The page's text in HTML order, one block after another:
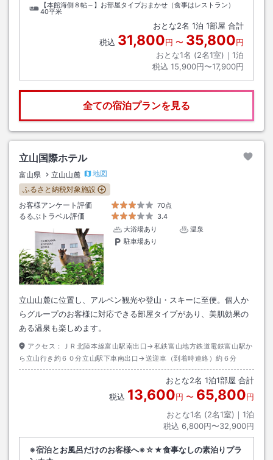
【本館海側８帖～】お部屋タイプおまかせ（食事はレストラン）
40平米
おとな2名 1泊 1部屋 合計
税込 31,800円 〜 35,800円
おとな1名 (2名1室)｜ 1泊
税込 15,900円〜17,900円
全ての宿泊プランを見る
立山国際ホテル
富山県 立山山麓
地図
ふるさと納税対象施設
お客様アンケート評価
70点
るるぶトラベル評価
3.4
大浴場あり
温泉
駐車場あり
立山山麓に位置し、アルペン観光や登山・スキーに至便。個人か
らグループのお客様に対応できる部屋タイプがあり、美肌効果の
ある温泉も楽しめます。
アクセス：
ＪＲ北陸本線富山駅南出口→私鉄富山地方鉄道電鉄富山駅か
ら立山行き約６０分立山駅下車南出口→送迎車（到着時連絡）約６分
おとな2名 1泊1部屋 合計
税込 13,600円 〜 65,800円
おとな1名 (2名1室)｜ 1泊
税込 6,800円〜32,900円
※宿泊とお風呂だけのお客様へ※☆★食事なしの素泊りプラ